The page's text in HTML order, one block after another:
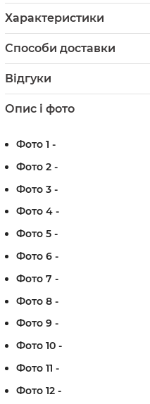
Характеристики
Способи доставки
Відгуки
Опис і фото
Фото 1 -
Фото 2 -
Фото 3 -
Фото 4 -
Фото 5 -
Фото 6 -
Фото 7 -
Фото 8 -
Фото 9 -
Фото 10 -
Фото 11 -
Фото 12 -